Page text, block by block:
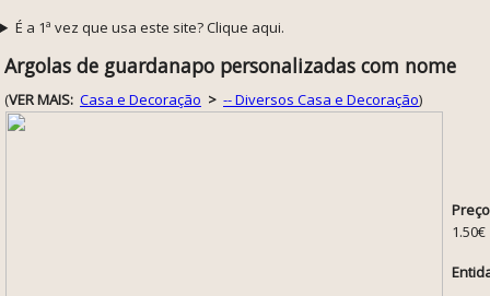
É a 1ª vez que usa este site? Clique aqui.
Argolas de guardanapo personalizadas com nome
(VER MAIS: Casa e Decoração > -- Diversos Casa e Decoração)
1.50€